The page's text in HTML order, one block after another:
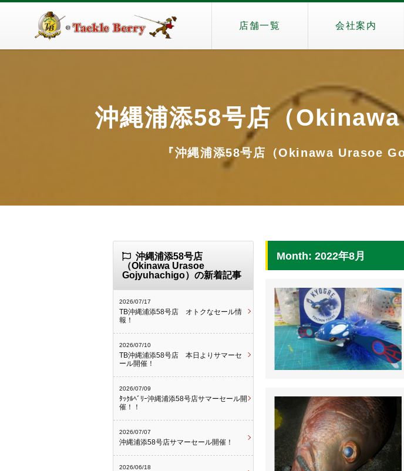
店舗一覧 会社案内
沖縄浦添58号店（
『沖縄浦添58号店（Okinawa Urasoe
Month: 2022年8月
沖縄浦添58号店
（Okinawa Urasoe
Gojyuhachigo）の新着記事
2026/07/17
TB沖縄浦添58号店 オトクなセール情
報！
2026/07/10
TB沖縄浦添58号店 本日よりサマーセ
ール開催！
2026/07/09
ﾀｯｸﾙﾍﾞﾘｰ沖縄浦添58号店サマーセール開
催！！
2026/07/07
沖縄浦添58号店サマーセール開催！
2026/06/18